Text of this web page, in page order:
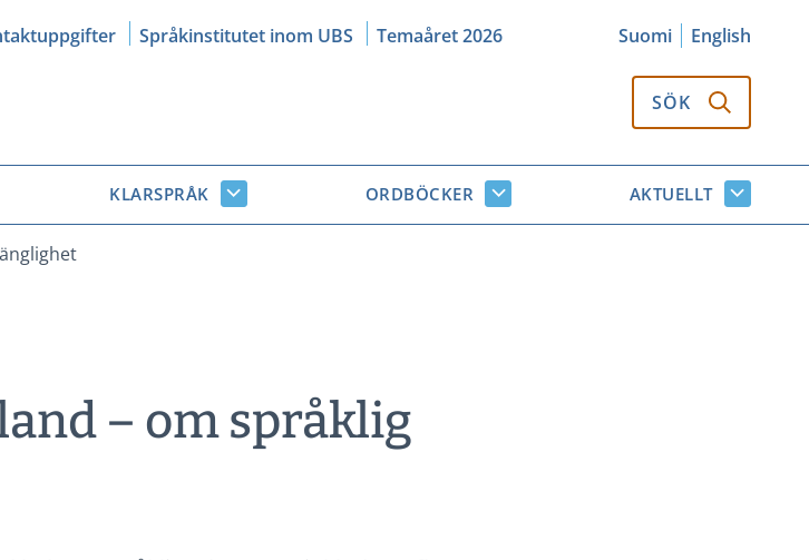
Språkinstitutet inom UBS Temaåret 2026 Suomi
English
SÖK
KLARSPRÅK
Klarspråk
undersidor
ORDBÖCKER
Ordböcker
undersidor
AKTUELLT
Aktuellt
– om språklig